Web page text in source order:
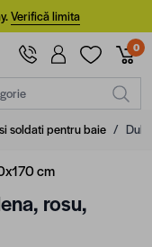
Verifică limita
0
soldati pentru baie /
rosu,